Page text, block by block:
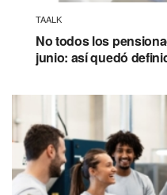
TAALK
No todos los
junio: así quedó